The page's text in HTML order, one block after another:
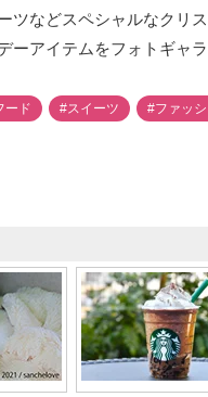
ツなどスペシャルなクリ
ーアイテムをフォトギャ
ード #スイーツ #ファッ